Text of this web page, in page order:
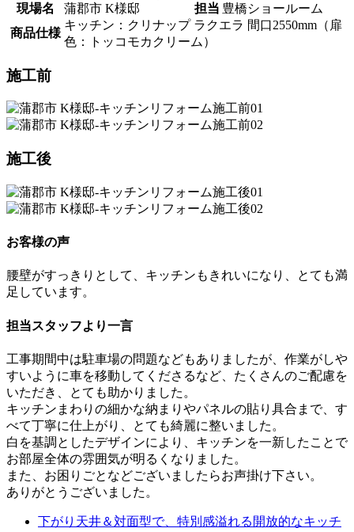
現場名
蒲郡市 K様邸 担当 豊橋ショールーム
商品仕様
キッチン：クリナップ ラクエラ 間口2550mm（扉
色：トッコモカクリーム）
施工前
施工後
お客様の声
腰壁がすっきりとして、キッチンもきれいになり、とても満
足しています。
担当スタッフより一言
工事期間中は駐車場の問題などもありましたが、作業がしや
すいように車を移動してくださるなど、たくさんのご配慮を
いただき、とても助かりました。
キッチンまわりの細かな納まりやパネルの貼り具合まで、す
べて丁寧に仕上がり、とても綺麗に整いました。
白を基調としたデザインにより、キッチンを一新したことで
お部屋全体の雰囲気が明るくなりました。
また、お困りごとなどございましたらお声掛け下さい。
ありがとうございました。
下がり天井＆対面型で、特別感溢れる開放的なキッチ